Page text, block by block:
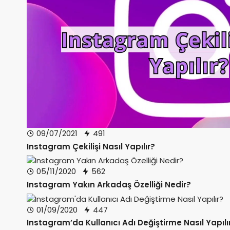
09/07/2021
491
Instagram Çekilişi Nasıl Yapılır?
05/11/2020
562
Instagram Yakın Arkadaş Özelliği Nedir?
01/09/2020
447
Instagram’da Kullanıcı Adı Değiştirme Nasıl